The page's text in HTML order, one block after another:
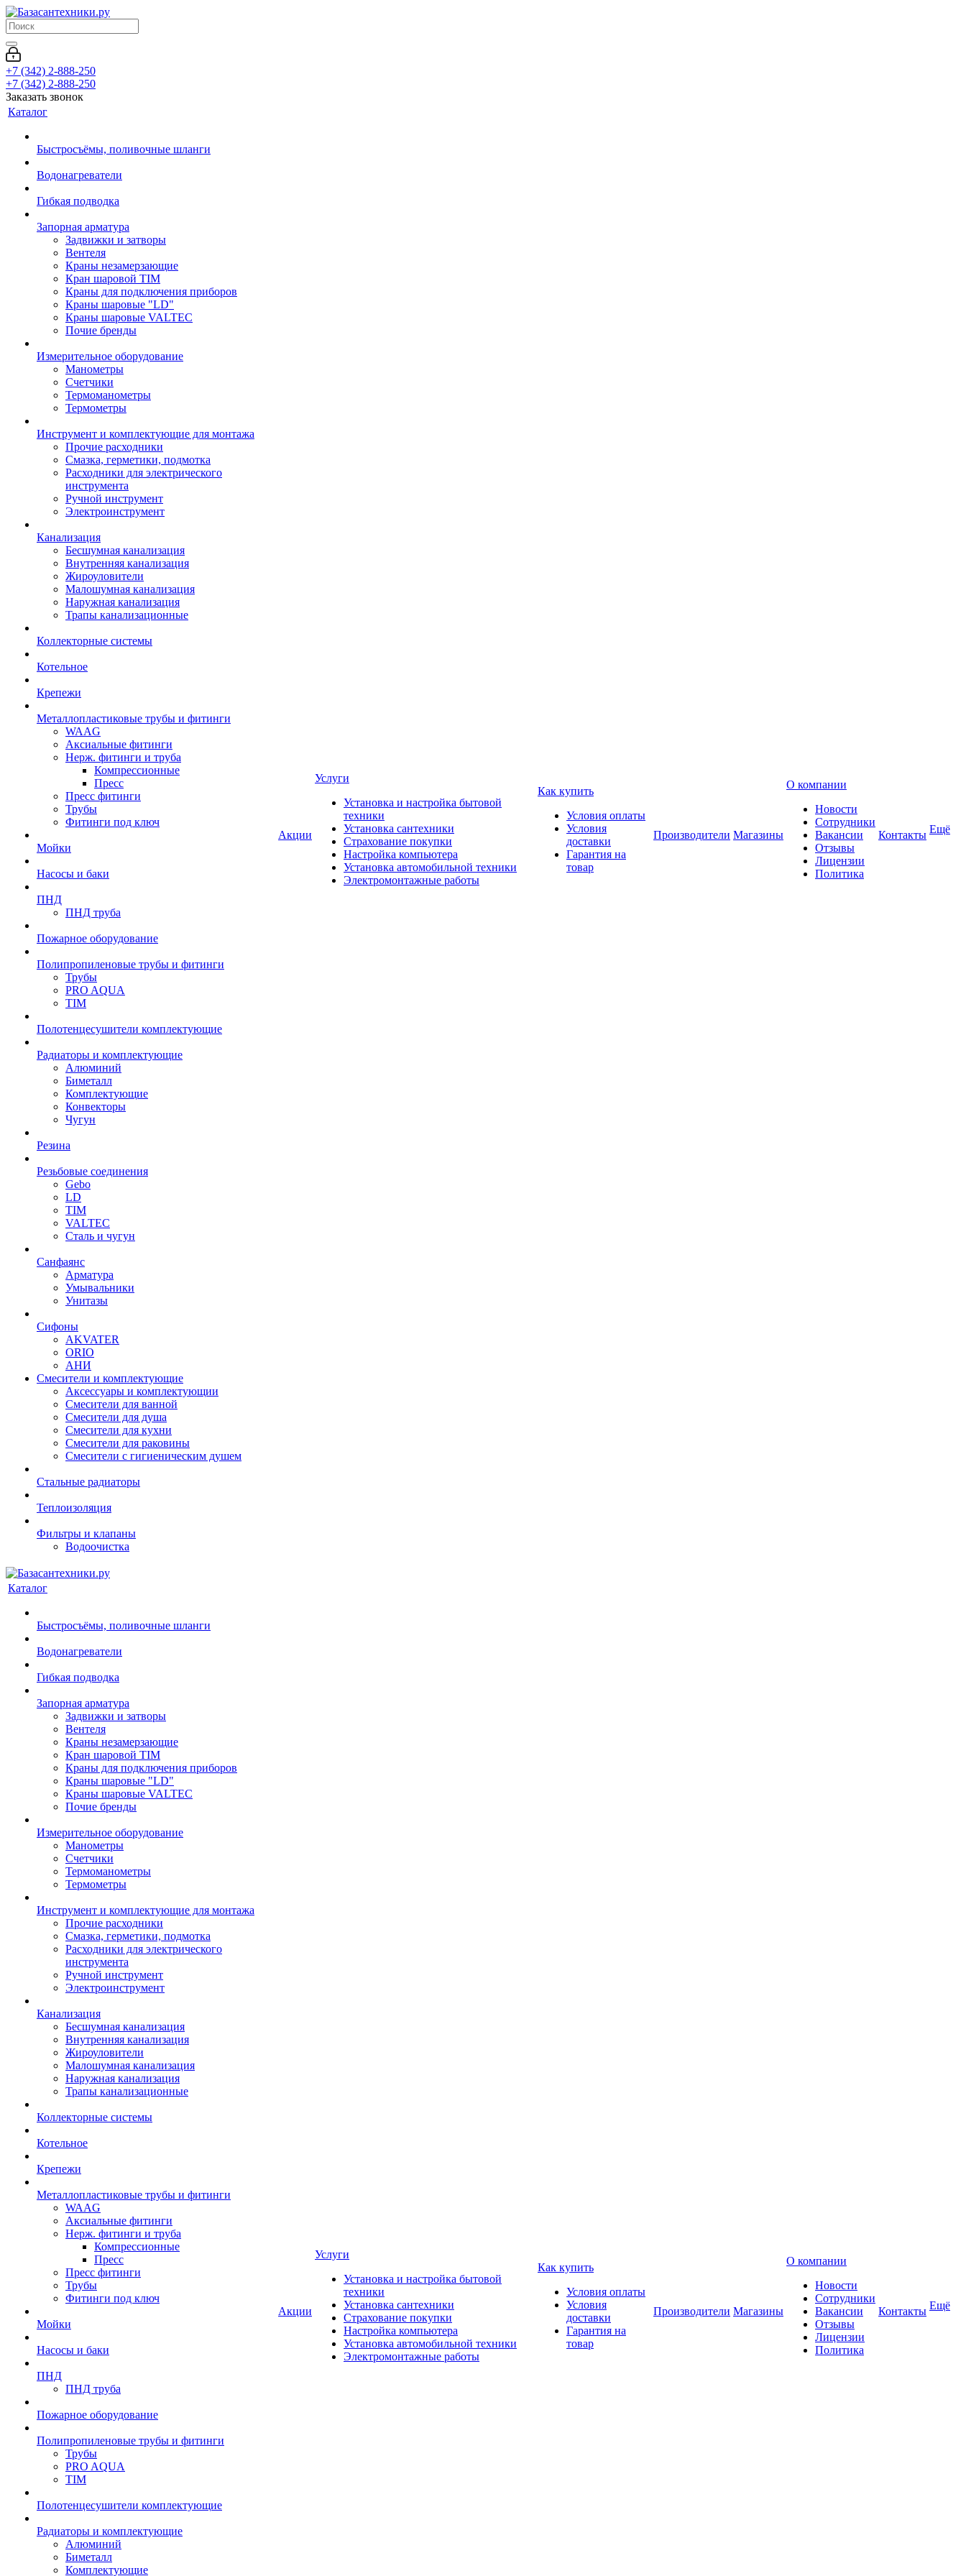
+7 (342) 2-888-250
+7 (342) 2-888-250
Заказать звонок
Каталог
Быстросъёмы, поливочные шланги
Водонагреватели
Гибкая подводка
Запорная арматура
Задвижки и затворы
Вентеля
Краны незамерзающие
Кран шаровой TIM
Краны для подключения приборов
Краны шаровые "LD"
Краны шаровые VALTEC
Почие бренды
Измерительное оборудование
Манометры
Счетчики
Термоманометры
Термометры
Инструмент и комплектующие для монтажа
Прочие расходники
Смазка, герметики, подмотка
Расходники для электрического
инструмента
Ручной инструмент
Электроинструмент
Канализация
Бесшумная канализация
Внутренняя канализация
Жироуловители
Малошумная канализация
Наружная канализация
Трапы канализационные
Коллекторные системы
Котельное
Крепежи
Металлопластиковые трубы и фитинги
WAAG
Аксиальные фитинги
Нерж. фитинги и труба
Компрессионные
Пресс
Пресс фитинги
Трубы
Фитинги под ключ
Мойки
Насосы и баки
ПНД
ПНД труба
Пожарное оборудование
Полипропиленовые трубы и фитинги
Трубы
PRO AQUA
TIM
Полотенцесушители комплектующие
Радиаторы и комплектующие
Алюминий
Биметалл
Комплектующие
Конвекторы
Чугун
Резина
Резьбовые соединения
Gebo
LD
TIM
VALTEC
Сталь и чугун
Санфаянс
Арматура
Умывальники
Унитазы
Сифоны
AKVATER
ORIO
АНИ
Смесители и комплектующие
Аксессуары и комплектующии
Смесители для ванной
Смесители для душа
Смесители для кухни
Смесители для раковины
Смесители с гигиеническим душем
Стальные радиаторы
Теплоизоляция
Фильтры и клапаны
Водоочистка
Акции
Услуги
Установка и настройка бытовой
техники
Установка сантехники
Страхование покупки
Настройка компьютера
Установка автомобильной техники
Электромонтажные работы
Как купить
Условия оплаты
Условия
доставки
Гарантия на
товар
Производители Магазины
О компании
Новости
Сотрудники
Вакансии
Отзывы
Лицензии
Политика
Контакты Ещё
Каталог
Быстросъёмы, поливочные шланги
Водонагреватели
Гибкая подводка
Запорная арматура
Задвижки и затворы
Вентеля
Краны незамерзающие
Кран шаровой TIM
Краны для подключения приборов
Краны шаровые "LD"
Краны шаровые VALTEC
Почие бренды
Измерительное оборудование
Манометры
Счетчики
Термоманометры
Термометры
Инструмент и комплектующие для монтажа
Прочие расходники
Смазка, герметики, подмотка
Расходники для электрического
инструмента
Ручной инструмент
Электроинструмент
Канализация
Бесшумная канализация
Внутренняя канализация
Жироуловители
Малошумная канализация
Наружная канализация
Трапы канализационные
Коллекторные системы
Котельное
Крепежи
Металлопластиковые трубы и фитинги
WAAG
Аксиальные фитинги
Нерж. фитинги и труба
Компрессионные
Пресс
Пресс фитинги
Трубы
Фитинги под ключ
Мойки
Насосы и баки
ПНД
ПНД труба
Пожарное оборудование
Полипропиленовые трубы и фитинги
Трубы
PRO AQUA
TIM
Полотенцесушители комплектующие
Радиаторы и комплектующие
Алюминий
Биметалл
Комплектующие
Акции
Услуги
Установка и настройка бытовой
техники
Установка сантехники
Страхование покупки
Настройка компьютера
Установка автомобильной техники
Электромонтажные работы
Как купить
Условия оплаты
Условия
доставки
Гарантия на
товар
Производители Магазины
О компании
Новости
Сотрудники
Вакансии
Отзывы
Лицензии
Политика
Контакты Ещё